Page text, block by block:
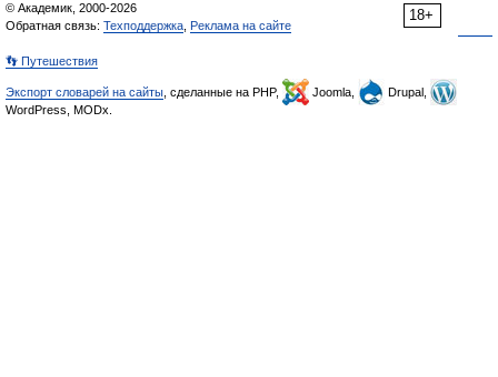
18+
© Академик, 2000-2026
Обратная связь: Техподдержка Реклама на сайте
👣 Путешествия
Экспорт словарей на сайты , сделанные на PHP, Joomla,
Drupal,
WordPress, MODx.